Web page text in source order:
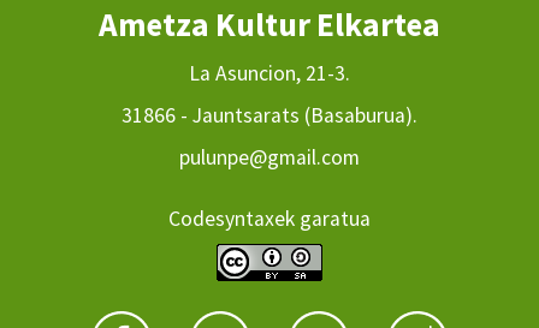
Ametza Kultur Elkartea
La Asuncion, 21-3.
31866 - Jauntsarats (Basaburua).
pulunpe@gmail.com
Codesyntaxek garatua